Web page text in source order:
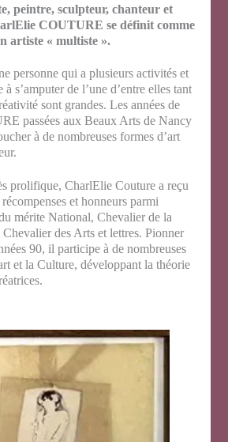
peintre, sculpteur, chanteur et
COUTURE se définit comme
artiste « multiste ».
personne qui a plusieurs activités et
à s’amputer de l’une d’entre elles tant
sont grandes. Les années de
passées aux Beaux Arts de Nancy
à de nombreuses formes d’art
prolifique, CharlElie Couture a reçu
et honneurs parmi
mérite National, Chevalier de la
des Arts et lettres. Pionner
90, il participe à de nombreuses
et la Culture, développant la théorie